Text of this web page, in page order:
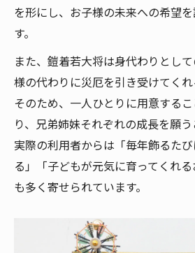
を形にし、お子様の未来への希望
す。
また、鎧着若大将は身代わりとし
様の代わりに災厄を引き受けてくれ
そのため、一人ひとりに用意する
り、兄弟姉妹それぞれの成長を願う
実際の利用者からは「毎年飾るた
る」「子どもが元気に育ってくれ
も多く寄せられています。